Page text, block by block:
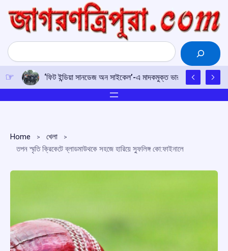
content
Search
‘ফিট ইন্ডিয়া সানডেজ অন সাইকেল’-এ মাদকমুক্ত ভারতের শপথ, নেতৃত্বে
Home
খেলা
তপন স্মৃতি ক্রিকেটে ব্লাডমাউথকে সহজে হারিয়ে স্ফুলিঙ্গ কো:ফাইনালে